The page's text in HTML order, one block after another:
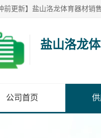
盐山洛龙
公司首页